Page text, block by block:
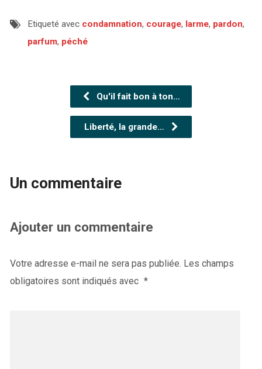
Etiqueté avec condamnation, courage, larme, pardon,
parfum, péché
Qu'il fait bon à ton…
Liberté, la grande…
Un commentaire
Ajouter un commentaire
Votre adresse e-mail ne sera pas publiée. Les champs
obligatoires sont indiqués avec *